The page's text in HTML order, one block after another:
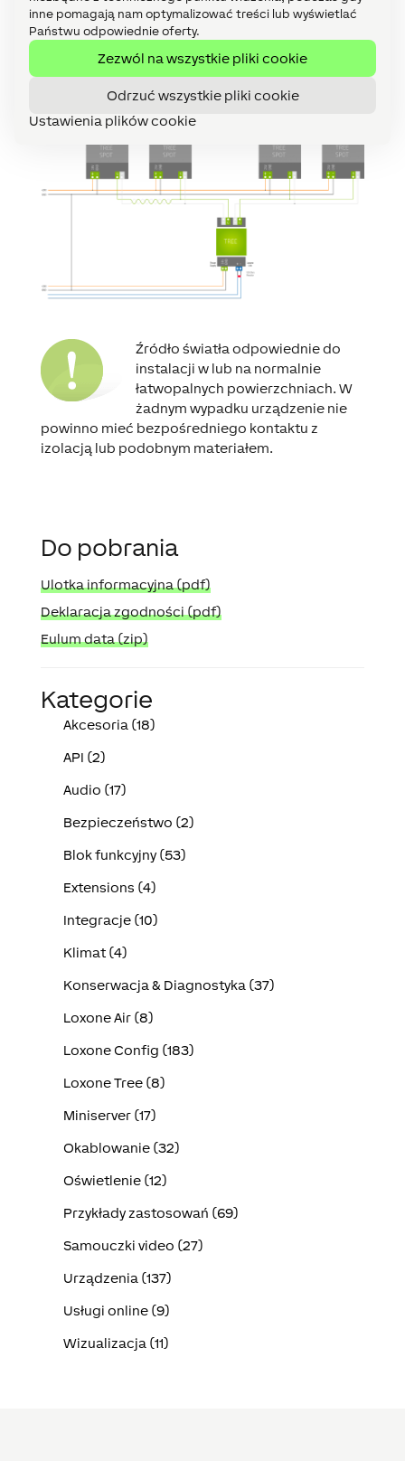
inne pomagają nam optymalizować treści lub wyświetlać
Państwu odpowiednie oferty.
Zezwól na wszystkie pliki cookie
Odrzuć wszystkie pliki cookie
Ustawienia plików cookie
Okablowanie
Źródło światła odpowiednie do
instalacji w lub na normalnie
łatwopalnych powierzchniach. W
żadnym wypadku urządzenie nie
powinno mieć bezpośredniego kontaktu z
izolacją lub podobnym materiałem.
Do pobrania
Ulotka informacyjna (pdf)
Deklaracja zgodności (pdf)
Eulum data (zip)
Kategorie
Akcesoria (18)
API (2)
Audio (17)
Bezpieczeństwo (2)
Blok funkcyjny (53)
Extensions (4)
Integracje (10)
Klimat (4)
Konserwacja & Diagnostyka (37)
Loxone Air (8)
Loxone Config (183)
Loxone Tree (8)
Miniserver (17)
Okablowanie (32)
Oświetlenie (12)
Przykłady zastosowań (69)
Samouczki video (27)
Urządzenia (137)
Usługi online (9)
Wizualizacja (11)